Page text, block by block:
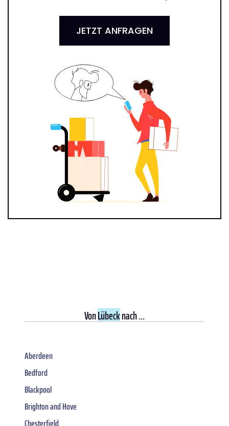
JETZT ANFRAGEN
VonLübecknach ...
Aberdeen
Bedford
Blackpool
Brighton and Hove